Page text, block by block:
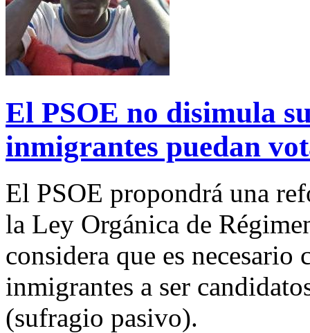
El PSOE no disimula
inmigrantes puedan
El PSOE propondrá una
la Ley Orgánica de
considera que es
inmigrantes a ser
(sufragio pasivo).